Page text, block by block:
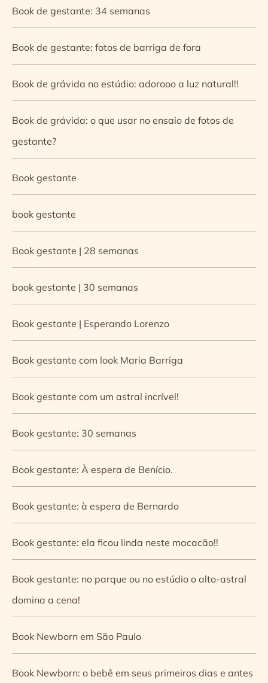
Book de gestante: 34 semanas
Book de gestante: fotos de barriga de fora
Book de grávida no estúdio: adorooo a luz natural!!
Book de grávida: o que usar no ensaio de fotos de
gestante?
Book gestante
book gestante
Book gestante | 28 semanas
book gestante | 30 semanas
Book gestante | Esperando Lorenzo
Book gestante com look Maria Barriga
Book gestante com um astral incrível!
Book gestante: 30 semanas
Book gestante: À espera de Benício.
Book gestante: à espera de Bernardo
Book gestante: ela ficou linda neste macacão!!
Book gestante: no parque ou no estúdio o alto-astral
domina a cena!
Book Newborn em São Paulo
Book Newborn: o bebê em seus primeiros dias e antes